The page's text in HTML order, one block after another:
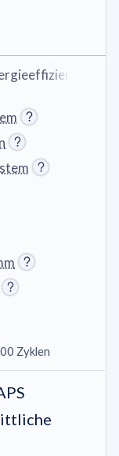
Zyklen